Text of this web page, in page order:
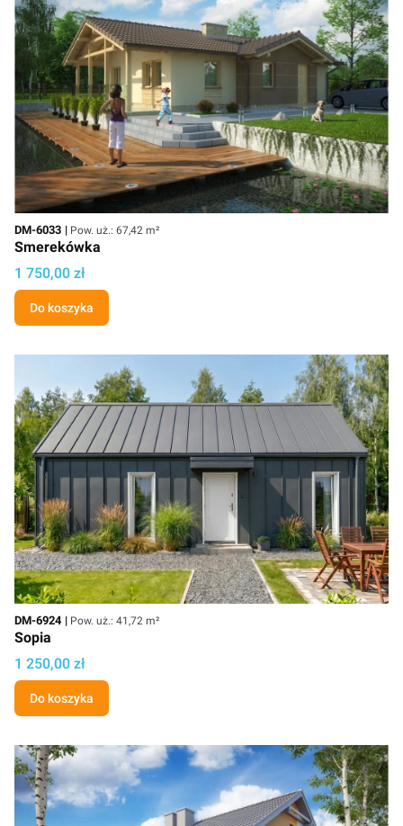
Kod
DM-6033 Powierzchnia użytkowa
Pow. uż.: 67,42 m²
Smerekówka
Cena projektu
1 750,00 zł
Do koszyka
Kod
DM-6924 Powierzchnia użytkowa
Pow. uż.: 41,72 m²
Sopia
Cena projektu
1 250,00 zł
Do koszyka